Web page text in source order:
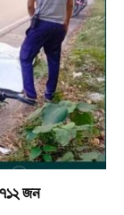
৭১২ জন